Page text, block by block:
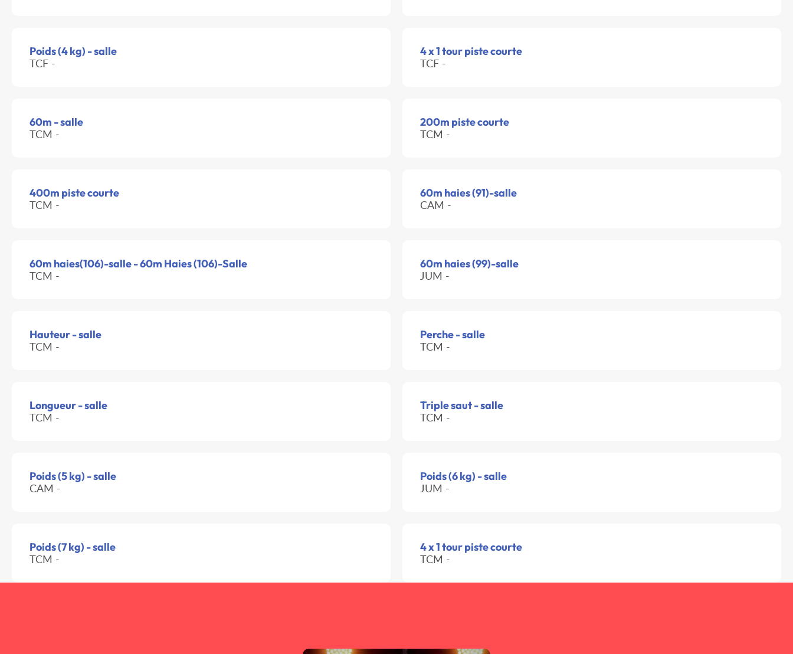
Poids (4 kg) - salle
TCF -
4 x 1 tour piste courte
TCF -
60m - salle
TCM -
200m piste courte
TCM -
400m piste courte
TCM -
60m haies (91)-salle
CAM -
60m haies(106)-salle - 60m Haies (106)-Salle
TCM -
60m haies (99)-salle
JUM -
Hauteur - salle
TCM -
Perche - salle
TCM -
Longueur - salle
TCM -
Triple saut - salle
TCM -
Poids (5 kg) - salle
CAM -
Poids (6 kg) - salle
JUM -
Poids (7 kg) - salle
TCM -
4 x 1 tour piste courte
TCM -